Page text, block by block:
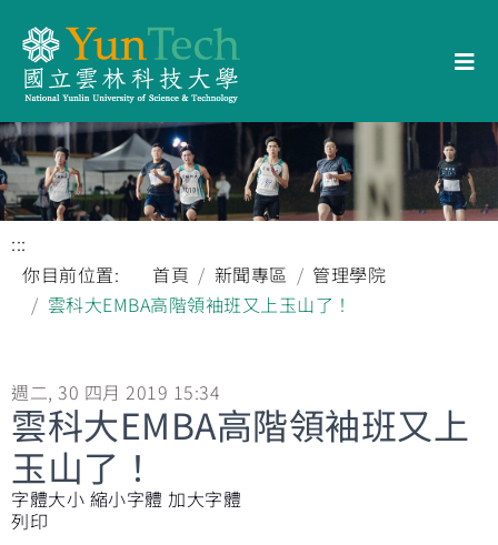
:::
你目前位置:
首頁 新聞專區
管理學院
雲科大EMBA高階領袖班又上玉山了！
週二, 30 四月 2019 15:34
雲科大EMBA高階領袖班又上
玉山了！
字體大小 縮小字體 加大字體
列印